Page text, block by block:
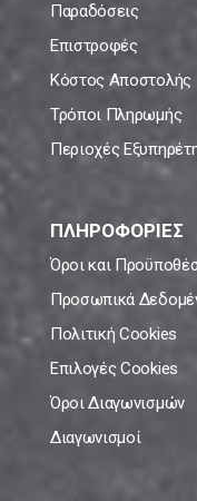
Παραδόσεις
Επιστροφές
Κόστος Αποστολής
Τρόποι Πληρωμής
Περιοχές
ΠΛΗΡΟΦΟΡΙΕΣ
Όροι και
Προσωπικά
Πολιτική Cookies
Επιλογές Cookies
Όροι Διαγωνισμών
Διαγωνισμοί